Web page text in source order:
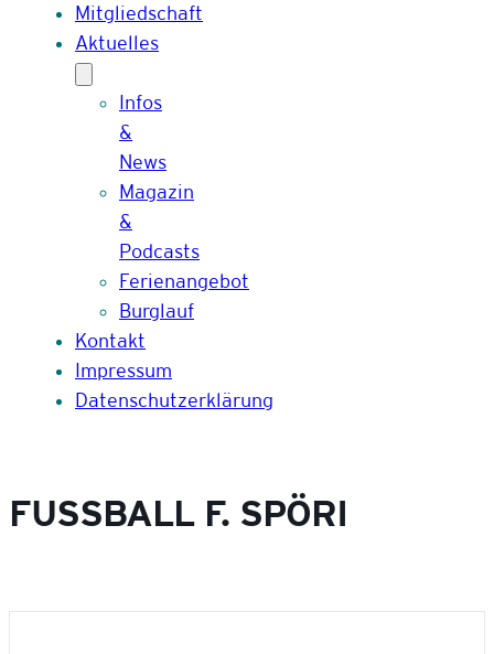
Mitgliedschaft
Aktuelles
Infos
&
News
Magazin
&
Podcasts
Ferienangebot
Burglauf
Kontakt
Impressum
Datenschutzerklärung
FUSSBALL F. SPÖRI